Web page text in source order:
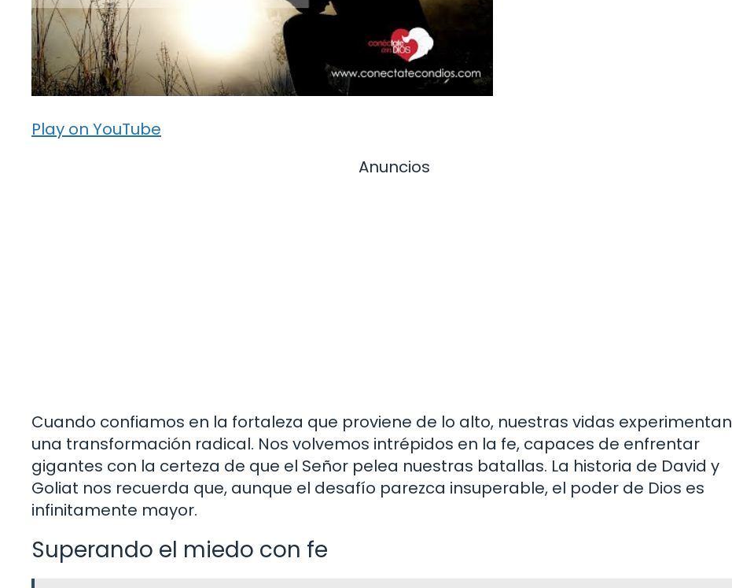
Play on YouTube
Anuncios
Cuando confiamos en la fortaleza que proviene de lo alto, nuestras vidas experimentan
una transformación radical. Nos volvemos intrépidos en la fe, capaces de enfrentar
gigantes con la certeza de que el Señor pelea nuestras batallas. La historia de David y
Goliat nos recuerda que, aunque el desafío parezca insuperable, el poder de Dios es
infinitamente mayor.
Superando el miedo con fe